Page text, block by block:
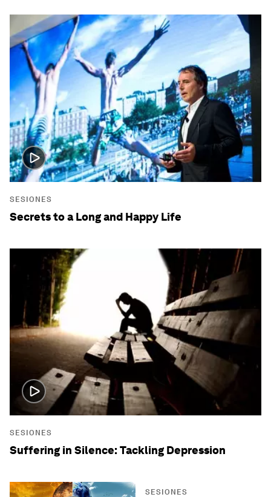
SESIONES
Secrets to a Long and Happy Life
SESIONES
Suffering in Silence: Tackling Depression
SESIONES